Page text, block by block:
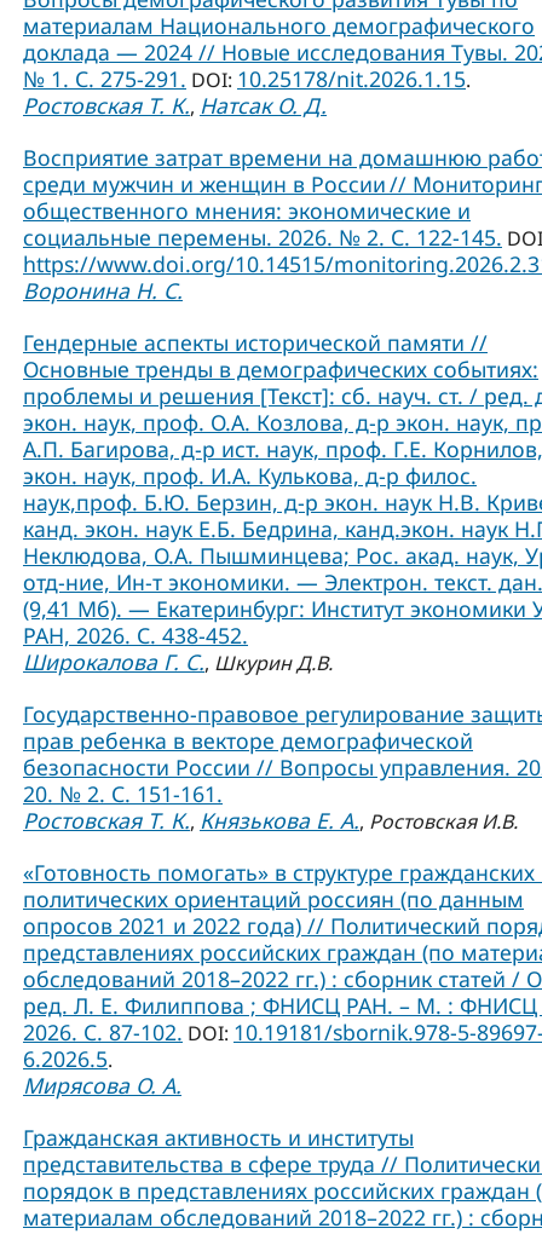
материалам Национального демографического
доклада — 2024 // Новые исследования Тувы.
№ 1. С. 275-291. DOI: 10.25178/nit.2026.1.15.
Ростовская Т. К., Натсак О. Д.
Восприятие затрат времени на домашнюю
среди мужчин и женщин в России //
общественного мнения: экономические и
социальные перемены. 2026. № 2. С. 122-145.
https://www.doi.org/10.14515/
Воронина Н. С.
Гендерные аспекты исторической памяти //
Основные тренды в демографических событиях:
проблемы и решения [Текст]: сб. науч. ст. / ред.
экон. наук, проф. О.А. Козлова, д-р экон. наук,
А.П. Багирова, д-р ист. наук, проф. Г.Е.
экон. наук, проф. И.А. Кулькова, д-р филос.
наук,проф. Б.Ю. Берзин, д-р экон. наук Н.В.
канд. экон. наук Е.Б. Бедрина, канд.экон. наук
Неклюдова, О.А. Пышминцева; Рос. акад. наук,
отд-ние, Ин-т экономики. — Электрон. текст. дан.
(9,41 Мб). — Екатеринбург: Институт экономики
РАН, 2026. С. 438-452.
Широкалова Г. С., Шкурин Д.В.
Государственно-правовое регулирование
прав ребенка в векторе демографической
безопасности России // Вопросы управления.
20. № 2. С. 151-161.
Ростовская Т. К., Князькова Е. А., Ростовская И.В.
«Готовность помогать» в структуре гражданских
политических ориентаций россиян (по данным
опросов 2021 и 2022 года) // Политический
представлениях российских граждан (по
обследований 2018–2022 гг.) : сборник статей /
ред. Л. Е. Филиппова ; ФНИСЦ РАН. – М. : ФНИСЦ
2026. C. 87-102. DOI: 10.19181/sbornik.978-5-
6.2026.5.
Мирясова О. А.
Гражданская активность и институты
представительства в сфере труда //
порядок в представлениях российских граждан
материалам обследований 2018–2022 гг.) :